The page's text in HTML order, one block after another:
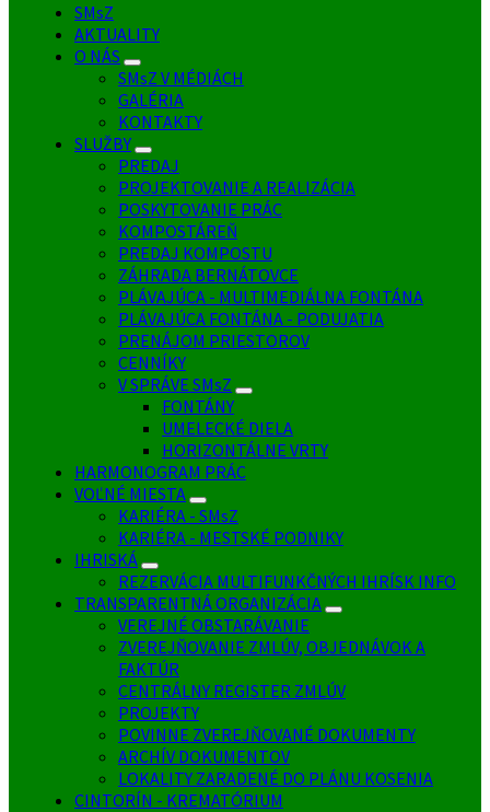
SMsZ
AKTUALITY
O NÁS
SMsZ V MÉDIÁCH
GALÉRIA
KONTAKTY
SLUŽBY
PREDAJ
PROJEKTOVANIE A REALIZÁCIA
POSKYTOVANIE PRÁC
KOMPOSTÁREŇ
PREDAJ KOMPOSTU
ZÁHRADA BERNÁTOVCE
PLÁVAJÚCA - MULTIMEDIÁLNA FONTÁNA
PLÁVAJÚCA FONTÁNA - PODUJATIA
PRENÁJOM PRIESTOROV
CENNÍKY
V SPRÁVE SMsZ
FONTÁNY
UMELECKÉ DIELA
HORIZONTÁLNE VRTY
HARMONOGRAM PRÁC
VOĽNÉ MIESTA
KARIÉRA - SMsZ
KARIÉRA - MESTSKÉ PODNIKY
IHRISKÁ
REZERVÁCIA MULTIFUNKČNÝCH IHRÍSK INFO
TRANSPARENTNÁ ORGANIZÁCIA
VEREJNÉ OBSTARÁVANIE
ZVEREJŇOVANIE ZMLÚV, OBJEDNÁVOK A
FAKTÚR
CENTRÁLNY REGISTER ZMLÚV
PROJEKTY
POVINNE ZVEREJŇOVANÉ DOKUMENTY
ARCHÍV DOKUMENTOV
LOKALITY ZARADENÉ DO PLÁNU KOSENIA
CINTORÍN - KREMATÓRIUM